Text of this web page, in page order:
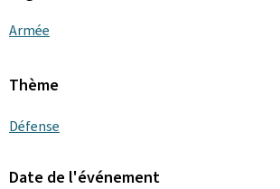
Armée
Thème
Défense
Date de l'événement